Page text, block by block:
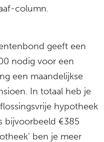
column.
geeft een
nodig voor een
een maandelijkse
In totaal heb je
hypotheek
bijvoorbeeld €385
ben je meer